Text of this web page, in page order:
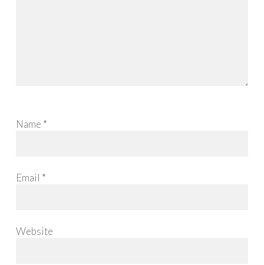
Name *
Email *
Website